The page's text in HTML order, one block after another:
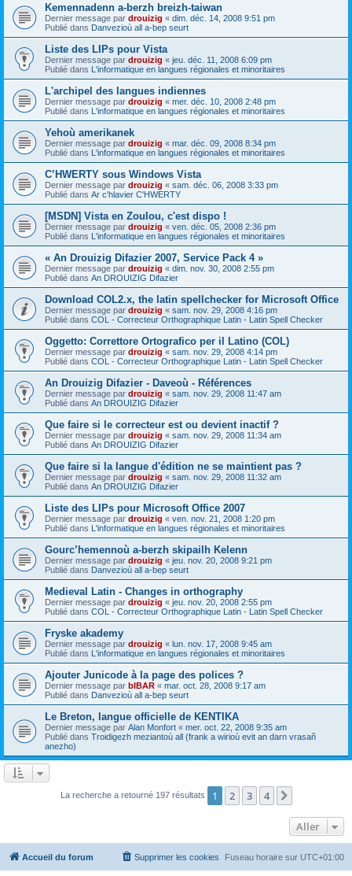
Kemennadenn a-berzh breizh-taiwan
Dernier message par drouizig « dim. déc. 14, 2008 9:51 pm
Publié dans Danvezioù all a-bep seurt
Liste des LIPs pour Vista
Dernier message par drouizig « jeu. déc. 11, 2008 6:09 pm
Publié dans L'informatique en langues régionales et minoritaires
L'archipel des langues indiennes
Dernier message par drouizig « mer. déc. 10, 2008 2:48 pm
Publié dans L'informatique en langues régionales et minoritaires
Yehoù amerikanek
Dernier message par drouizig « mar. déc. 09, 2008 8:34 pm
Publié dans L'informatique en langues régionales et minoritaires
C’HWERTY sous Windows Vista
Dernier message par drouizig « sam. déc. 06, 2008 3:33 pm
Publié dans Ar c'hlavier C'HWERTY
[MSDN] Vista en Zoulou, c'est dispo !
Dernier message par drouizig « ven. déc. 05, 2008 2:36 pm
Publié dans L'informatique en langues régionales et minoritaires
« An Drouizig Difazier 2007, Service Pack 4 »
Dernier message par drouizig « dim. nov. 30, 2008 2:55 pm
Publié dans An DROUIZIG Difazier
Download COL2.x, the latin spellchecker for Microsoft Office
Dernier message par drouizig « sam. nov. 29, 2008 4:16 pm
Publié dans COL - Correcteur Orthographique Latin - Latin Spell Checker
Oggetto: Correttore Ortografico per il Latino (COL)
Dernier message par drouizig « sam. nov. 29, 2008 4:14 pm
Publié dans COL - Correcteur Orthographique Latin - Latin Spell Checker
An Drouizig Difazier - Daveoù - Références
Dernier message par drouizig « sam. nov. 29, 2008 11:47 am
Publié dans An DROUIZIG Difazier
Que faire si le correcteur est ou devient inactif ?
Dernier message par drouizig « sam. nov. 29, 2008 11:34 am
Publié dans An DROUIZIG Difazier
Que faire si la langue d'édition ne se maintient pas ?
Dernier message par drouizig « sam. nov. 29, 2008 11:32 am
Publié dans An DROUIZIG Difazier
Liste des LIPs pour Microsoft Office 2007
Dernier message par drouizig « ven. nov. 21, 2008 1:20 pm
Publié dans L'informatique en langues régionales et minoritaires
Gourc’hemennoù a-berzh skipailh Kelenn
Dernier message par drouizig « jeu. nov. 20, 2008 9:21 pm
Publié dans Danvezioù all a-bep seurt
Medieval Latin - Changes in orthography
Dernier message par drouizig « jeu. nov. 20, 2008 2:55 pm
Publié dans COL - Correcteur Orthographique Latin - Latin Spell Checker
Fryske akademy
Dernier message par drouizig « lun. nov. 17, 2008 9:45 am
Publié dans L'informatique en langues régionales et minoritaires
Ajouter Junicode à la page des polices ?
Dernier message par bIBAR « mar. oct. 28, 2008 9:17 am
Publié dans Danvezioù all a-bep seurt
Le Breton, langue officielle de KENTIKA
Dernier message par Alan Monfort « mer. oct. 22, 2008 9:35 am
Publié dans Troidigezh meziantoù all (frank a wirioù evit an darn vrasañ
anezho)
La recherche a retourné 197 résultats 1 2 3 4
Aller
Accueil du forum Fuseau horaire sur UTC+01:00
Supprimer les cookies